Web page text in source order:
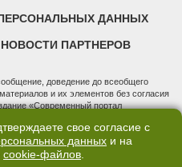
ДАННЫХ
НОВОСТИ ПАРТНЕРОВ
доведение до всеобщего
и их элементов без согласия
«Современный портал
технологий и массовых коммуникаций
ЭЛ № ФС 77 - 76634 от 02.09.2019
"66.ру". Юридический
свое согласие с
данных и на
cookie-файлов.